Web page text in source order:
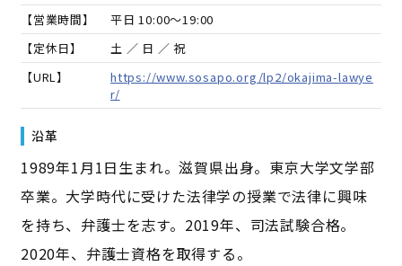
【営業時間】
平日 10:00～19:00
【定休日】
土 ／ 日 ／ 祝
【URL】
https://www.sosapo.org/lp2/okajima-lawye
r/
沿革
1989年1月1日生まれ。滋賀県出身。東京大学文学部
卒業。大学時代に受けた法律学の授業で法律に興味
を持ち、弁護士を志す。2019年、司法試験合格。
2020年、弁護士資格を取得する。